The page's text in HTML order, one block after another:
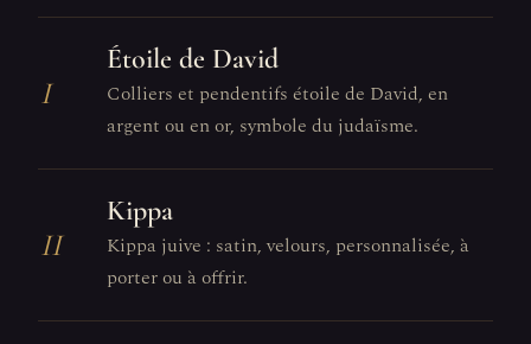
I
Étoile de David
Colliers et pendentifs étoile de David, en
argent ou en or, symbole du judaïsme.
II
Kippa
Kippa juive : satin, velours, personnalisée, à
porter ou à offrir.